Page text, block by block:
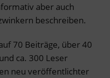
aber auch
beschreiben.
70 Beiträge, über 40
ca. 300 Leser
neu veröffentlichter